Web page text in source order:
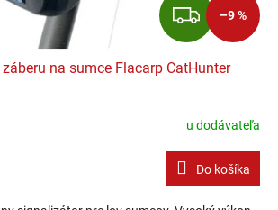
–9 %
na sumce Flacarp CatHunter
u dodávateľa
Do košíka